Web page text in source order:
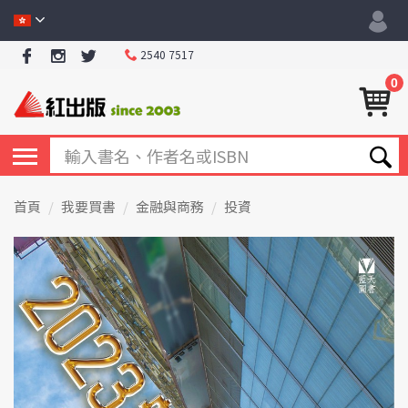
2540 7517
0
首頁 我要買書 金融與商務 投資